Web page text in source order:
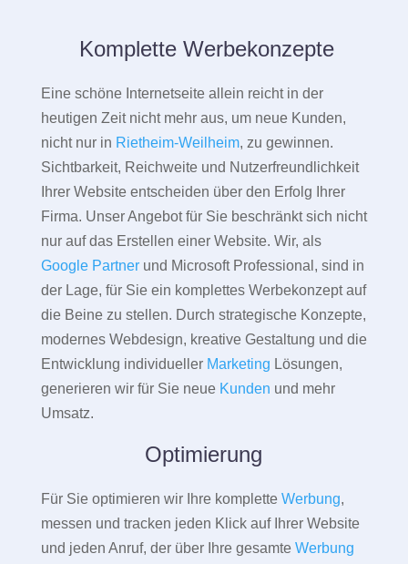
Komplette Werbekonzepte
Eine schöne Internetseite allein reicht in der
heutigen Zeit nicht mehr aus, um neue Kunden,
nicht nur in Rietheim-Weilheim, zu gewinnen.
Sichtbarkeit, Reichweite und Nutzerfreundlichkeit
Ihrer Website entscheiden über den Erfolg Ihrer
Firma. Unser Angebot für Sie beschränkt sich nicht
nur auf das Erstellen einer Website. Wir, als
Google Partnerund Microsoft Professional, sind in
der Lage, für Sie ein komplettes Werbekonzept auf
die Beine zu stellen. Durch strategische Konzepte,
modernes Webdesign, kreative Gestaltung und die
Entwicklung individueller Marketing Lösungen,
generieren wir für Sie neue Kunden und mehr
Umsatz.
Optimierung
Für Sie optimieren wir Ihre komplette Werbung,
messen und tracken jeden Klick auf Ihrer Website
und jeden Anruf, der über Ihre gesamte Werbung